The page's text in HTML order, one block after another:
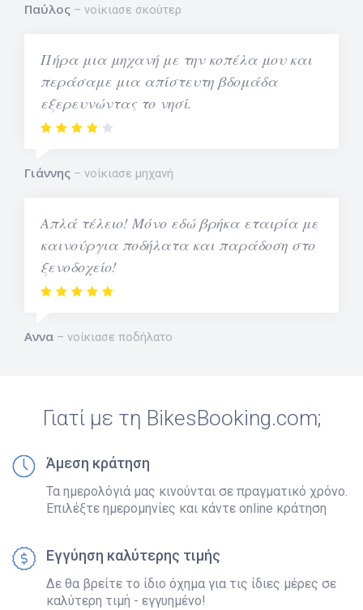
Παύλος νοίκιασε σκούτερ
Πήρα μια μηχανή με την κοπέλα μου και
περάσαμε μια απίστευτη βδομάδα
εξερευνώντας το νησί.
Γιάννης νοίκιασε μηχανή
Απλά τέλειο! Μόνο εδώ βρήκα εταιρία με
καινούργια ποδήλατα και παράδοση στο
ξενοδοχείο!
Αννα νοίκιασε ποδήλατο
Γιατί με τη BikesBooking.com;
Άμεση κράτηση
Τα ημερολόγιά μας κινούνται σε πραγματικό χρόνο.
Επιλέξτε ημερομηνίες και κάντε online κράτηση
Εγγύηση καλύτερης τιμής
Δε θα βρείτε το ίδιο όχημα για τις ίδιες μέρες σε
καλύτερη τιμή - εγγυημένο!